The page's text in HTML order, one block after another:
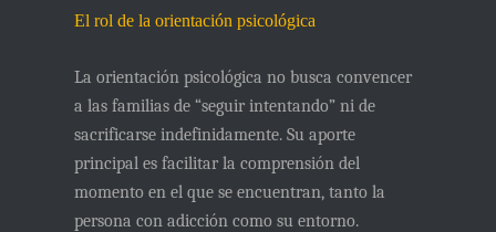
El rol de la orientación psicológica
La orientación psicológica no busca convencer
a las familias de “seguir intentando” ni de
sacrificarse indefinidamente. Su aporte
principal esfacilitar la comprensión del
momento en el que se encuentran, tanto la
persona con adicción como su entorno.